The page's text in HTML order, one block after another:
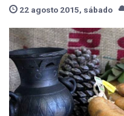
22 agosto 2015, sábado